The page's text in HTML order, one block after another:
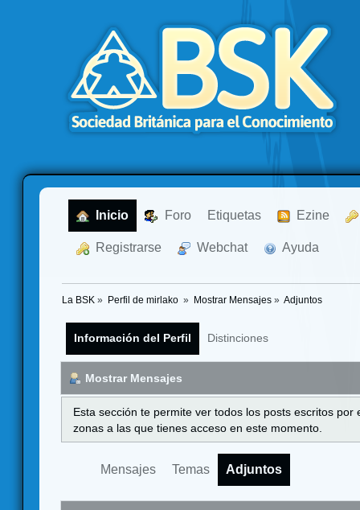
Inicio Foro Etiquetas Ezine
Registrarse Webchat Ayuda
La BSK » Perfil de mirlako » Mostrar Mensajes» Adjuntos
Información del Perfil Distinciones
Mostrar Mensajes
Esta sección te permite ver todos los posts escritos
zonas a las que tienes acceso en este momento.
Mensajes Temas Adjuntos